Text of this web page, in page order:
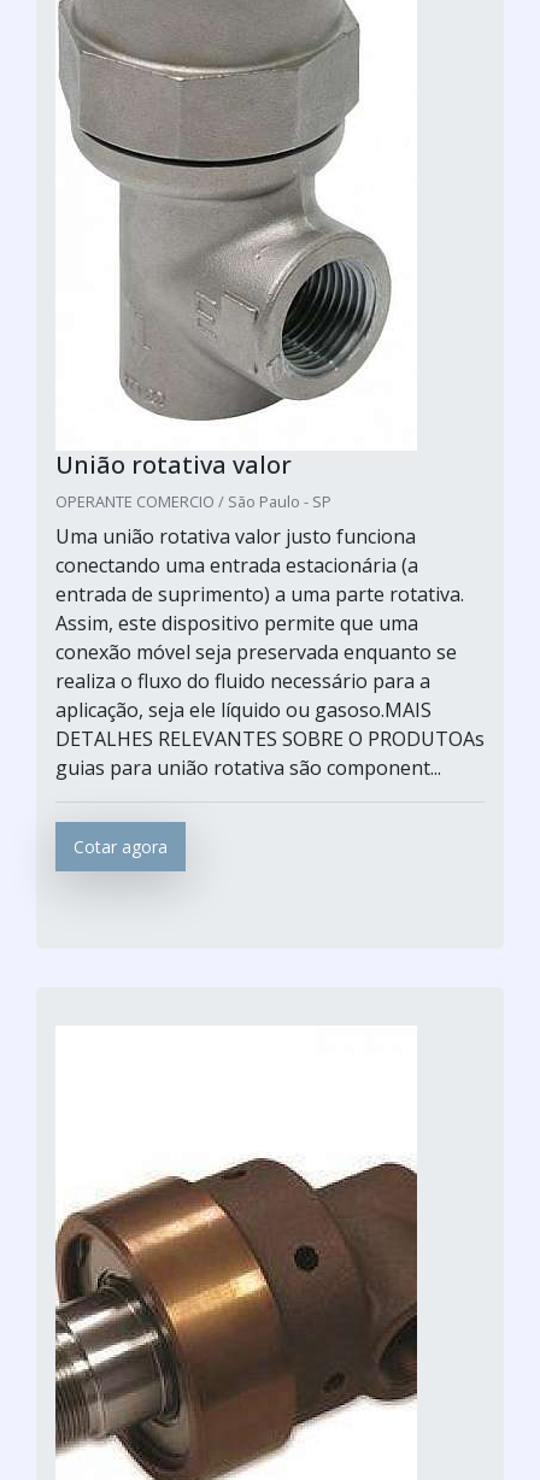
União rotativa valor
OPERANTE COMERCIO / São Paulo - SP
Uma união rotativa valor justo funciona
conectando uma entrada estacionária (a
entrada de suprimento) a uma parte rotativa.
Assim, este dispositivo permite que uma
conexão móvel seja preservada enquanto se
realiza o fluxo do fluido necessário para a
aplicação, seja ele líquido ou gasoso.MAIS
DETALHES RELEVANTES SOBRE O PRODUTOAs
guias para união rotativa são component...
Cotar agora